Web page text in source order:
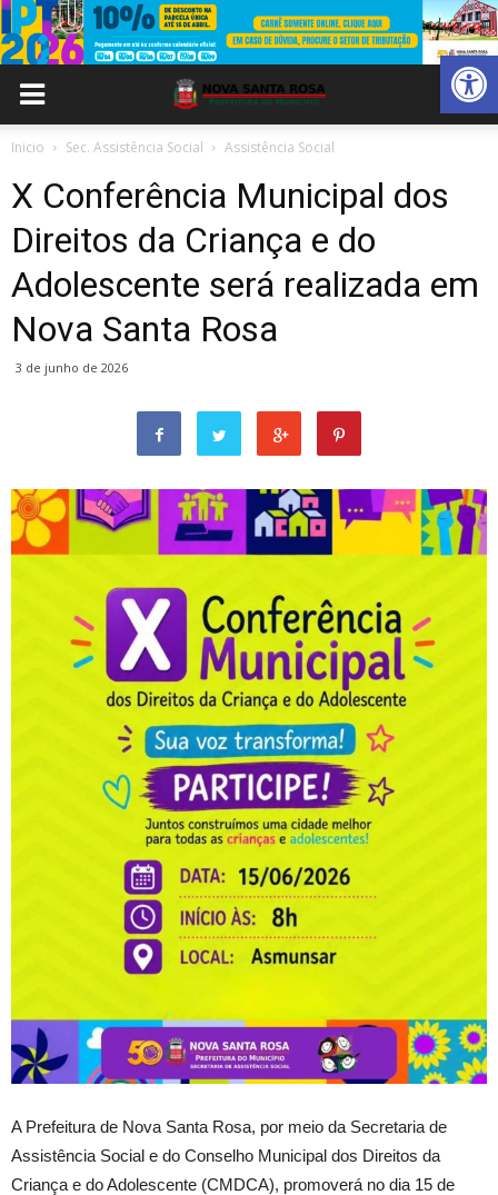
Abrir
Inicio Sec. Assistência Social Assistência Social
X Conferência Municipal dos
Direitos da Criança e do
Adolescente será realizada em
Nova Santa Rosa
3 de junho de 2026
A Prefeitura de Nova Santa Rosa, por meio da Secretaria de
Assistência Social e do Conselho Municipal dos Direitos da
Criança e do Adolescente (CMDCA), promoverá no dia 15 de